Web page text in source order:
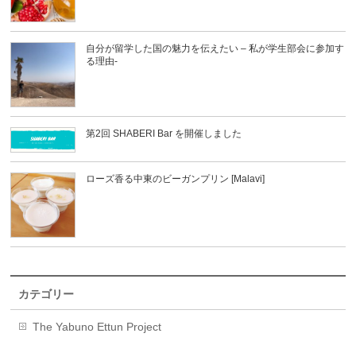
自分が留学した国の魅力を伝えたい – 私が学生部会に参加す
る理由-
第2回 SHABERI Bar を開催しました
ローズ香る中東のビーガンプリン [Malavi]
カテゴリー
The Yabuno Ettun Project